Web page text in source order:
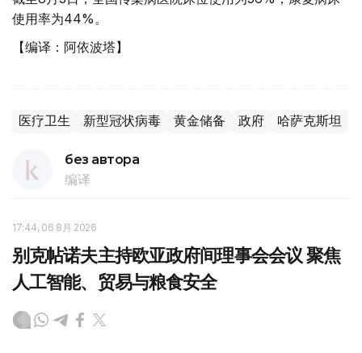
使用率为44%。
【编译：阿依波塔】
医疗卫生 新型冠状病毒 黄金储备 政府 哈萨克斯坦
без автора
编译
17:44, 06 8月 2026
别克帖诺夫主持欧亚政府间理事会会议 聚焦
人工智能、贸易与粮食安全